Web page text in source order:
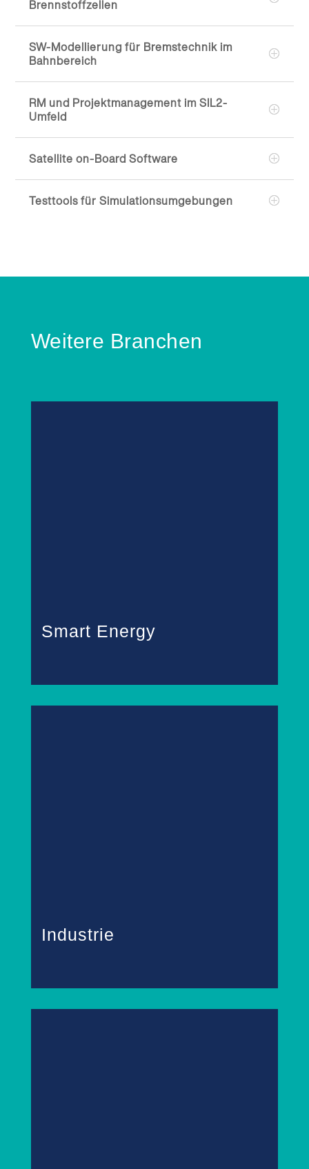
Brennstoffzellen
SW-Modellierung für Bremstechnik im
Bahnbereich
RM und Projektmanagement im SIL2-
Umfeld
Satellite on-Board Software
Testtools für Simulationsumgebungen
Weitere Branchen
Smart Energy
Industrie